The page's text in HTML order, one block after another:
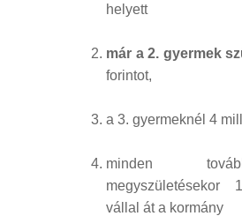
helyett
már a 2. gyermek
forintot,
a 3. gyermeknél 4
minden
vállal át a kormány